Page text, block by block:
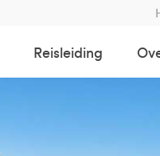
Reisleiding